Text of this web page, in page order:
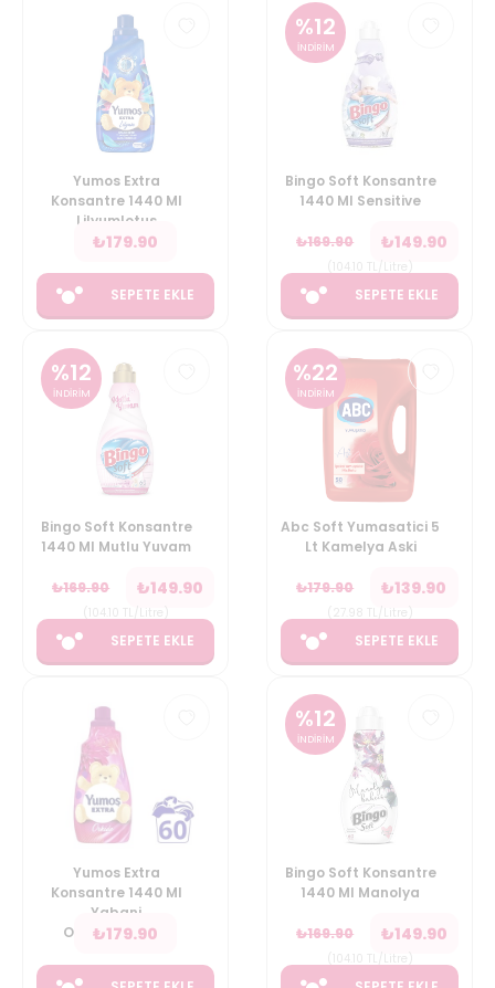
Yumos Extra
Konsantre 1440 Ml
Lilyumlotus
₺179.90
SEPETE EKLE
%12
İNDİRİM
Bingo Soft Konsantre
1440 Ml Sensitive
₺169.90 ₺149.90
SEPETE EKLE
%12
İNDİRİM
Bingo Soft Konsantre
1440 Ml Mutlu Yuvam
₺169.90 ₺149.90
SEPETE EKLE
%22
İNDİRİM
Abc Soft Yumasatici 5
Lt Kamelya Aski
₺179.90 ₺139.90
SEPETE EKLE
Yumos Extra
Konsantre 1440 Ml
Yabani
Orkideyasemin
₺179.90
%12
İNDİRİM
Bingo Soft Konsantre
1440 Ml Manolya
₺169.90 ₺149.90